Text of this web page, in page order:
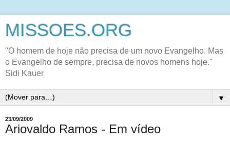
MISSOES.ORG
"O homem de hoje não precisa de um novo Evangelho. Mas
o Evangelho de sempre, precisa de novos homens hoje."
Sidi Kauer
▼
23/09/2009
Ariovaldo Ramos - Em vídeo